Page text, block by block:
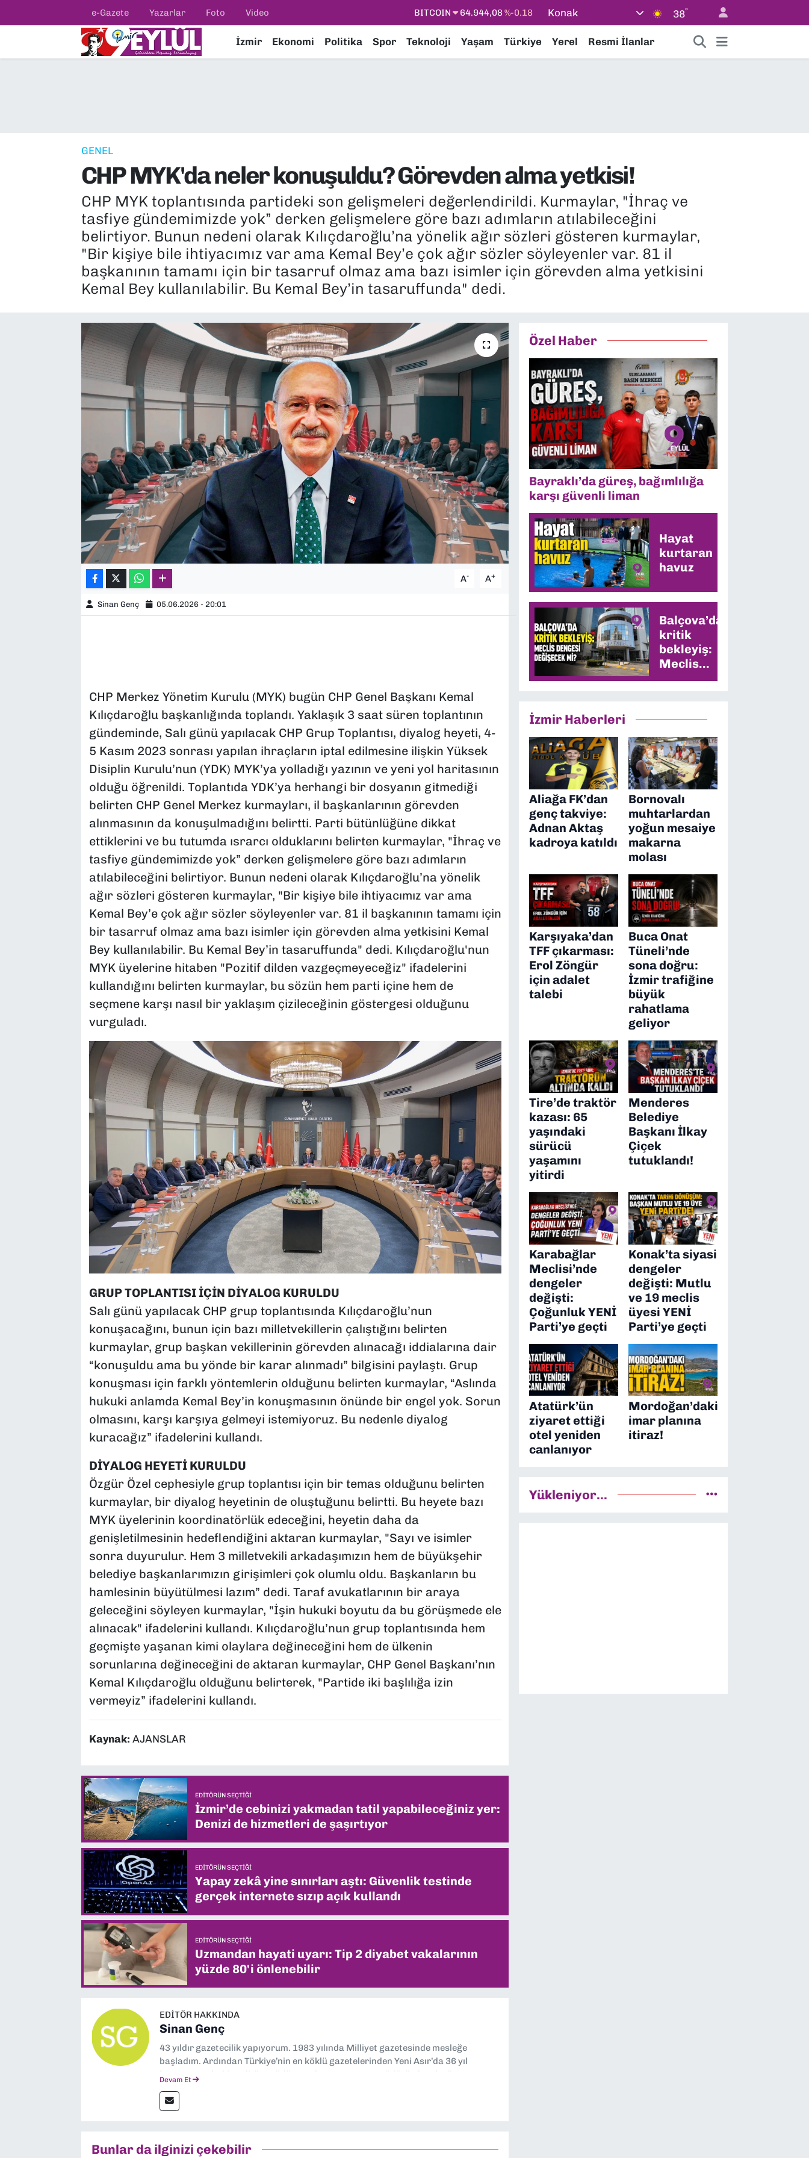
e-Gazete Yazarlar Foto Video DOLAR 47,7436%0.18
STERLİN
64,4811%0.38
Konak 38°
İzmir Ekonomi Politika Spor Teknoloji Yaşam Türkiye Yerel Resmi İlanlar
GENEL
CHP MYK'da neler konuşuldu? Görevden alma yetkisi!
CHP MYK toplantısında partideki son gelişmeleri değerlendirildi. Kurmaylar, "İhraç ve
tasfiye gündemimizde yok” derken gelişmelere göre bazı adımların atılabileceğini
belirtiyor. Bunun nedeni olarak Kılıçdaroğlu’na yönelik ağır sözleri gösteren kurmaylar,
"Bir kişiye bile ihtiyacımız var ama Kemal Bey’e çok ağır sözler söyleyenler var. 81 il
başkanının tamamı için bir tasarruf olmaz ama bazı isimler için görevden alma yetkisini
Kemal Bey kullanılabilir. Bu Kemal Bey’in tasaruffunda" dedi.
A- A+
Sinan Genç 05.06.2026 - 20:01
CHP Merkez Yönetim Kurulu (MYK) bugün CHP Genel Başkanı Kemal
Kılıçdaroğlu başkanlığında toplandı. Yaklaşık 3 saat süren toplantının
gündeminde, Salı günü yapılacak CHP Grup Toplantısı, diyalog heyeti, 4-
5 Kasım 2023 sonrası yapılan ihraçların iptal edilmesine ilişkin Yüksek
Disiplin Kurulu’nun (YDK) MYK’ya yolladığı yazının ve yeni yol haritasının
olduğu öğrenildi. Toplantıda YDK’ya herhangi bir dosyanın gitmediği
belirten CHP Genel Merkez kurmayları, il başkanlarının görevden
alınmasının da konuşulmadığını belirtti. Parti bütünlüğüne dikkat
ettiklerini ve bu tutumda ısrarcı olduklarını belirten kurmaylar, "İhraç ve
tasfiye gündemimizde yok” derken gelişmelere göre bazı adımların
atılabileceğini belirtiyor. Bunun nedeni olarak Kılıçdaroğlu’na yönelik
ağır sözleri gösteren kurmaylar, "Bir kişiye bile ihtiyacımız var ama
Kemal Bey’e çok ağır sözler söyleyenler var. 81 il başkanının tamamı için
bir tasarruf olmaz ama bazı isimler için görevden alma yetkisini Kemal
Bey kullanılabilir. Bu Kemal Bey’in tasaruffunda" dedi. Kılıçdaroğlu'nun
MYK üyelerine hitaben "Pozitif dilden vazgeçmeyeceğiz" ifadelerini
kullandığını belirten kurmaylar, bu sözün hem parti içine hem de
seçmene karşı nasıl bir yaklaşım çizileceğinin göstergesi olduğunu
vurguladı.
GRUP TOPLANTISI İÇİN DİYALOG KURULDU
Salı günü yapılacak CHP grup toplantısında Kılıçdaroğlu’nun
konuşacağını, bunun için bazı milletvekillerin çalıştığını belirten
kurmaylar, grup başkan vekillerinin görevden alınacağı iddialarına dair
“konuşuldu ama bu yönde bir karar alınmadı” bilgisini paylaştı. Grup
konuşması için farklı yöntemlerin olduğunu belirten kurmaylar, “Aslında
hukuki anlamda Kemal Bey’in konuşmasının önünde bir engel yok. Sorun
olmasını, karşı karşıya gelmeyi istemiyoruz. Bu nedenle diyalog
kuracağız” ifadelerini kullandı.
DİYALOG HEYETİ KURULDU
Özgür Özel cephesiyle grup toplantısı için bir temas olduğunu belirten
kurmaylar, bir diyalog heyetinin de oluştuğunu belirtti. Bu heyete bazı
MYK üyelerinin koordinatörlük edeceğini, heyetin daha da
genişletilmesinin hedeflendiğini aktaran kurmaylar, "Sayı ve isimler
sonra duyurulur. Hem 3 milletvekili arkadaşımızın hem de büyükşehir
belediye başkanlarımızın girişimleri çok olumlu oldu. Başkanların bu
hamlesinin büyütülmesi lazım” dedi. Taraf avukatlarının bir araya
geleceğini söyleyen kurmaylar, "İşin hukuki boyutu da bu görüşmede ele
alınacak" ifadelerini kullandı. Kılıçdaroğlu’nun grup toplantısında hem
geçmişte yaşanan kimi olaylara değineceğini hem de ülkenin
sorunlarına değineceğini de aktaran kurmaylar, CHP Genel Başkanı’nın
Kemal Kılıçdaroğlu olduğunu belirterek, "Partide iki başlılığa izin
vermeyiz” ifadelerini kullandı.
Kaynak: AJANSLAR
EDITÖRÜN SEÇTIĞI
İzmir’de cebinizi yakmadan tatil yapabileceğiniz yer:
Denizi de hizmetleri de şaşırtıyor
EDITÖRÜN SEÇTIĞI
Yapay zekâ yine sınırları aştı: Güvenlik testinde
gerçek internete sızıp açık kullandı
EDITÖRÜN SEÇTIĞI
Uzmandan hayati uyarı: Tip 2 diyabet vakalarının
yüzde 80'i önlenebilir
EDITÖR HAKKINDA
Sinan Genç
43 yıldır gazetecilik yapıyorum. 1983 yılında Milliyet gazetesinde mesleğe
başladım. Ardından Türkiye’nin en köklü gazetelerinden Yeni Asır’da 36 yıl
boyunca muhabir, editör, müdür yardımcısı ve spor müdürü olarak görev
anda Dokuz Eylül Gazetesi'nde editörlük yapıyorum
Devam Et
Bunlar da ilginizi çekebilir
Özel Haber
Bayraklı’da güreş, bağımlılığa
karşı güvenli liman
Hayat
kurtaran
havuz
Balçova’da
kritik
bekleyiş:
Meclis
dengesi
İzmir Haberleri
Aliağa FK’dan
genç takviye:
Adnan Aktaş
kadroya katıldı
Bornovalı
muhtarlardan
yoğun mesaiye
makarna
molası
Karşıyaka’dan
TFF çıkarması:
Erol Zöngür
için adalet
talebi
Buca Onat
Tüneli’nde
sona doğru:
İzmir trafiğine
büyük
rahatlama
geliyor
Tire’de traktör
kazası: 65
yaşındaki
sürücü
yaşamını
yitirdi
Menderes
Belediye
Başkanı İlkay
Çiçek
tutuklandı!
Karabağlar
Meclisi’nde
dengeler
değişti:
Çoğunluk YENİ
Parti’ye geçti
Konak’ta siyasi
dengeler
değişti: Mutlu
ve 19 meclis
üyesi YENİ
Parti’ye geçti
Atatürk’ün
ziyaret ettiği
otel yeniden
canlanıyor
Mordoğan’daki
imar planına
itiraz!
Yükleniyor...
Resmi İlanlar
EKONOMİ
KÜLTÜR SANAT
MAGAZİN
TEKNOLOJİ
YEREL YÖNETİMLER
Konak Nöbetçi Eczaneler
Tüm Manşetler
Son Dakika Haberleri
Haber Arşivi